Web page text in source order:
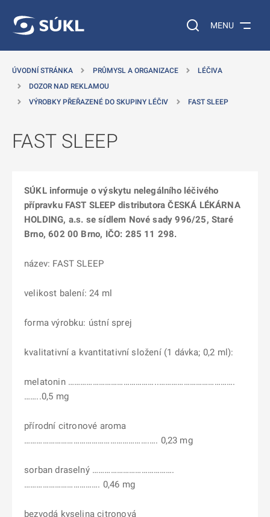
Vyhledávání na
MENU
ÚVODNÍ STRÁNKA PRŮMYSL A ORGANIZACE
LÉČIVA
DOZOR NAD REKLAMOU
VÝROBKY PŘEŘAZENÉ DO SKUPINY LÉČIV
FAST SLEEP
FAST SLEEP
SÚKL informuje o výskytu nelegálního léčivého
přípravku FAST SLEEP distributora ČESKÁ LÉKÁRNA
HOLDING, a.s. se sídlem Nové sady 996/25, Staré
Brno, 602 00 Brno, IČO: 285 11 298.
název: FAST SLEEP
velikost balení: 24 ml
forma výrobku: ústní sprej
kvalitativní a kvantitativní složení (1 dávka; 0,2 ml):
melatonin ……………………………………..……………………………….
……..0,5 mg
přírodní citronové aroma
…………………………………………………….…. 0,23 mg
sorban draselný ………………………………….
………………………………. 0,46 mg
bezvodá kyselina citronová